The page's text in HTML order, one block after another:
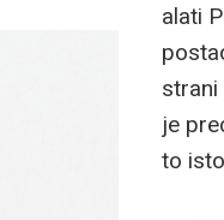
alati
strani
je
to